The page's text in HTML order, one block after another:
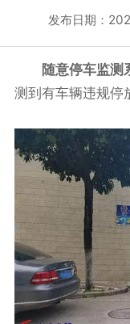
发布日期：
随意停车监测
测到有车辆违规停